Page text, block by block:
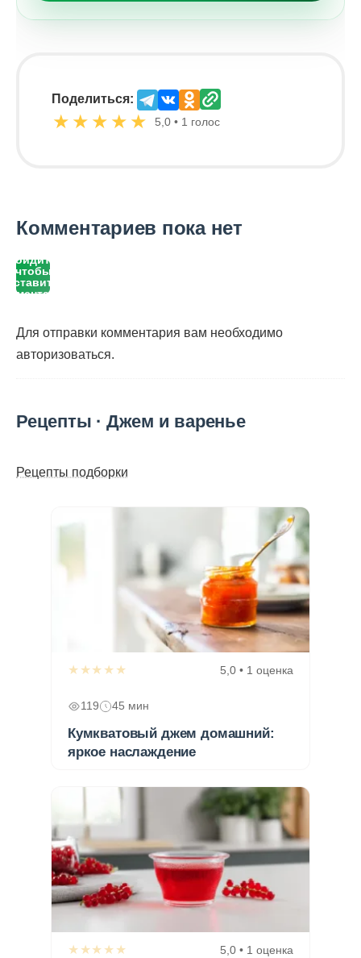
Поделиться:
★ ★ ★ ★ ★ 5,0 • 1 голос
Комментариев пока нет
Войдите,
чтобы
оставить
Для отправки комментария вам необходимо
авторизоваться.
Рецепты · Джем и варенье
Рецепты подборки
★★★★★ 5,0 • 1 оценка
119 45 мин
Кумкватовый джем домашний:
яркое наслаждение
★★★★★ 5,0 • 1 оценка